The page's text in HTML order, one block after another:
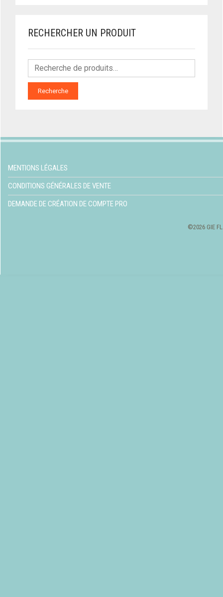
RECHERCHER UN PRODUIT
Recherche
MENTIONS LÉGALES
CONDITIONS GÉNÉRALES DE VENTE
DEMANDE DE CRÉATION DE COMPTE PRO
©2026 GIE